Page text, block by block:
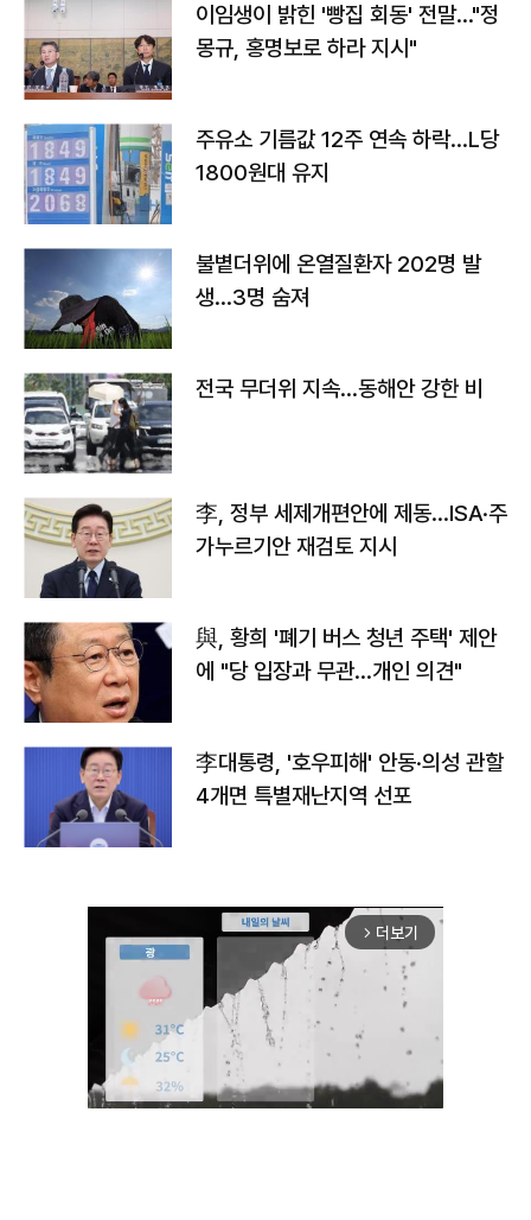
이임생이 밝힌 '빵집 회동' 전말…"정
몽규, 홍명보로 하라 지시"
주유소 기름값 12주 연속 하락…L당
1800원대 유지
불볕더위에 온열질환자 202명 발
생…3명 숨져
전국 무더위 지속…동해안 강한 비
李, 정부 세제개편안에 제동…ISA·주
가누르기안 재검토 지시
與, 황희 '폐기 버스 청년 주택' 제안
에 "당 입장과 무관…개인 의견"
李대통령, '호우피해' 안동·의성 관할
4개면 특별재난지역 선포
arrow_forward_ios 더보기